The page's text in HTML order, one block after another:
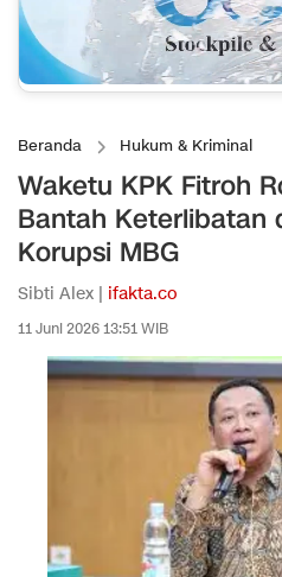
Beranda Hukum & Kriminal
Waketu KPK Fitroh
Bantah Keterlibatan
Korupsi MBG
Sibti Alex | ifakta.co
11 Juni 2026 13:51 WIB